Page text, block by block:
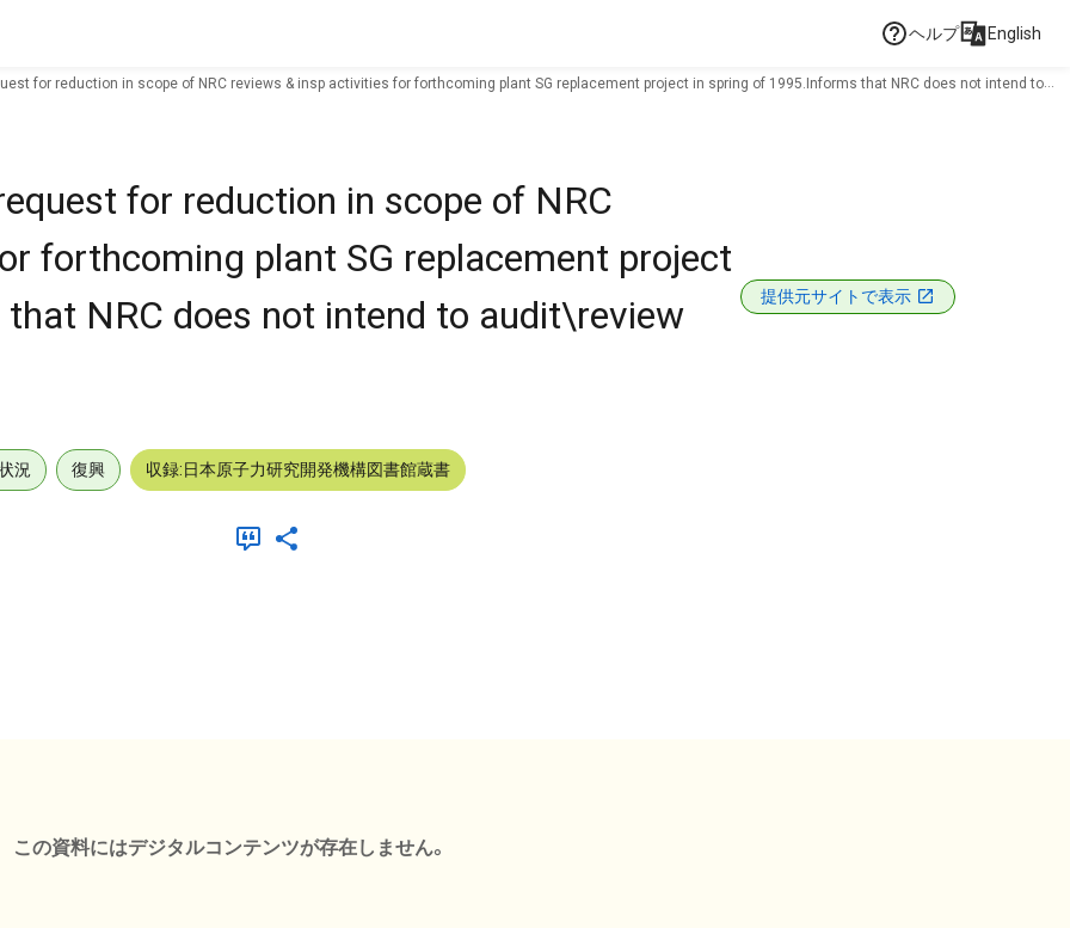
ヘルプ English
for reduction in scope of NRC reviews & insp activities for forthcoming plant SG replacement project in spring of 1995.Informs that NRC does not intend to
for reduction in scope of NRC
forthcoming plant SG replacement project
NRC does not intend to audit\review
提供元サイトで表示
況 復興 収録:日本原子力研究開発機構図書館蔵書
この資料にはデジタルコンテンツが存在しません。